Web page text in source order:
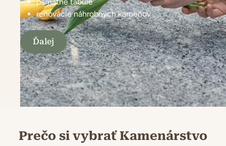
renovácie náhrobných kameňov
Ďalej
Realizácie architektonického kamenárstva
Prečo si vybrať Kamenárstvo